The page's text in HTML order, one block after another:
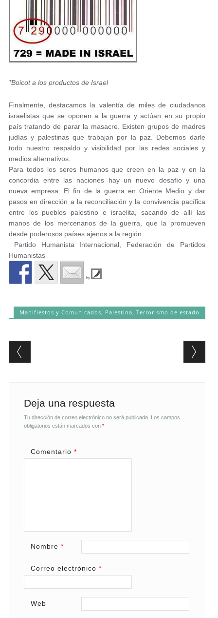
*Boicot a los productos de Israel
Finalmente, destacamos la valentía de miles de ciudadanos
israelistas que se oponen a la guerra y actúan en su propio
país tratando de parar la masacre. Existen grupos de madres
judías y palestinas que trabajan por la paz. Debemos darle
todo nuestro respaldo y visibilidad por las redes sociales y
medios alternativos.
Para todos los seres humanos que creen en la paz y en la
concordia entre las naciones hay un nuevo desafío y una
nueva empresa: El fin de la guerra en Oriente Medio y dar
pasos en dirección a la reconciliación y la convivencia pacífica
entre los pueblos palestino e israelita, sacando de allí las
manos de los mercenarios de la guerra, que la promueven
desde poderosos países ajenos a la región.
​Partido Humanista Internacional, Federación de Partidos
Humanistas
by
Manifiestos y Comunicados Palestina Terrorismo de estado
Post navigation
Deja una respuesta
Tu dirección de correo electrónico no será publicada. Los campos
obligatorios están marcados con *
Comentario *
Nombre *
Correo electrónico *
Web